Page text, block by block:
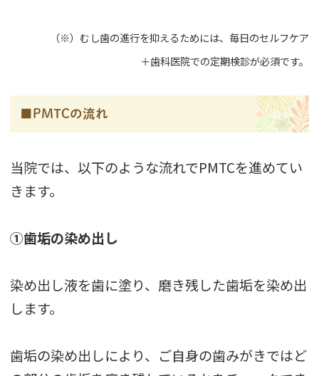
（※）むし歯の進行を抑えるためには、毎日のセルフケア
＋歯科医院での定期検診が必須です。
■PMTCの流れ
当院では、以下のような流れでPMTCを進めてい
きます。
①歯垢の染め出し
染め出し液を歯に塗り、磨き残した歯垢を染め出
します。
歯垢の染め出しにより、ご自身の歯みがきではど